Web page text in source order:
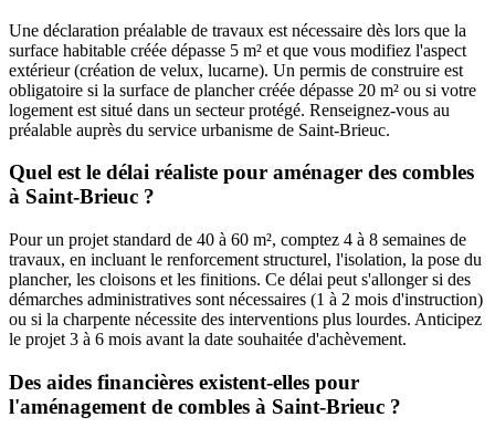
Une déclaration préalable de travaux est nécessaire dès lors que la
surface habitable créée dépasse 5 m² et que vous modifiez l'aspect
extérieur (création de velux, lucarne). Un permis de construire est
obligatoire si la surface de plancher créée dépasse 20 m² ou si votre
logement est situé dans un secteur protégé. Renseignez-vous au
préalable auprès du service urbanisme de Saint-Brieuc.
Quel est le délai réaliste pour aménager des combles
à Saint-Brieuc ?
Pour un projet standard de 40 à 60 m², comptez 4 à 8 semaines de
travaux, en incluant le renforcement structurel, l'isolation, la pose du
plancher, les cloisons et les finitions. Ce délai peut s'allonger si des
démarches administratives sont nécessaires (1 à 2 mois d'instruction)
ou si la charpente nécessite des interventions plus lourdes. Anticipez
le projet 3 à 6 mois avant la date souhaitée d'achèvement.
Des aides financières existent-elles pour
l'aménagement de combles à Saint-Brieuc ?